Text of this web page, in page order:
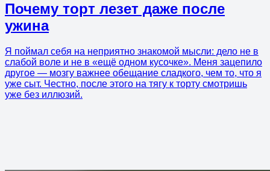
Почему торт лезет даже после
ужина
Я поймал себя на неприятно знакомой мысли: дело не в
слабой воле и не в «ещё одном кусочке». Меня зацепило
другое — мозгу важнее обещание сладкого, чем то, что я
уже сыт. Честно, после этого на тягу к торту смотришь
уже без иллюзий.